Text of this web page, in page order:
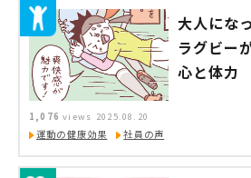
大人にな
ラグビー
心と体力
1,076 views 2025.08.20
運動の健康効果 社員の声